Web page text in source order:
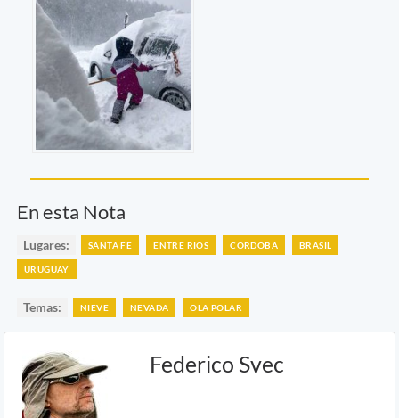
En esta Nota
Lugares: SANTA FE ENTRE RIOS CORDOBA BRASIL
URUGUAY
Temas: NIEVE NEVADA OLA POLAR
Federico Svec